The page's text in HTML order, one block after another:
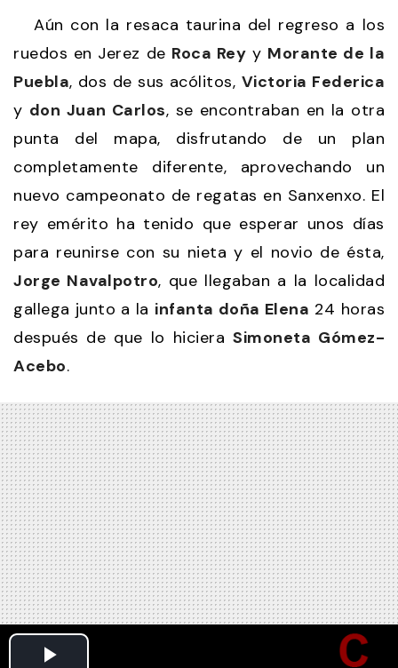
Aún con la resaca taurina del regreso a los
ruedos en Jerez de Roca Rey y Morante de la
Puebla, dos de sus acólitos, Victoria Federica
y don Juan Carlos, se encontraban en la otra
punta del mapa, disfrutando de un plan
completamente diferente, aprovechando un
nuevo campeonato de regatas en Sanxenxo. El
rey emérito ha tenido que esperar unos días
para reunirse con su nieta y el novio de ésta,
Jorge Navalpotro, que llegaban a la localidad
gallega junto a la infanta doña Elena 24 horas
después de que lo hicieraSimoneta Gómez-
Acebo.